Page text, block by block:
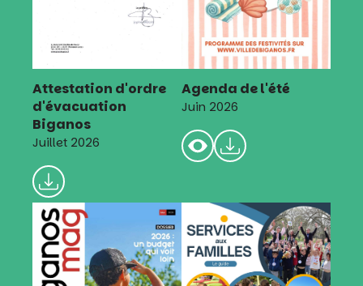
Attestation d'ordre
d'évacuation
Biganos
Juillet 2026
Agenda de l'été
Juin 2026